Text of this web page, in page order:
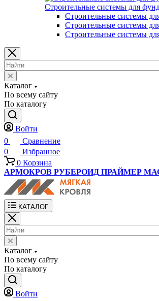
Строительные системы для
Строительные системы
Строительные системы
Строительные системы
Каталог
По всему сайту
По каталогу
Войти
0
Сравнение
0
Избранное
0 Корзина
АРМОКРОВ РУБЕРОИД ПРАЙМЕР
КАТАЛОГ
Каталог
По всему сайту
По каталогу
Войти